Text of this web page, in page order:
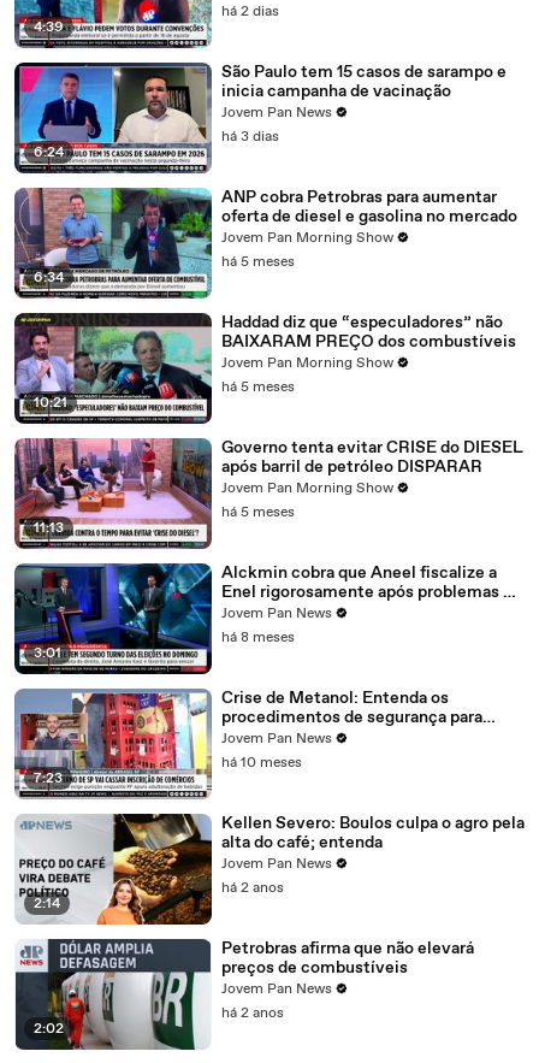
4:39
há 2 dias
6:24
São Paulo tem 15 casos de sarampo e
inicia campanha de vacinação
Jovem Pan News
há 3 dias
6:34
ANP cobra Petrobras para aumentar
oferta de diesel e gasolina no mercado
Jovem Pan Morning Show
há 5 meses
10:21
Haddad diz que “especuladores” não
BAIXARAM PREÇO dos combustíveis
Jovem Pan Morning Show
há 5 meses
11:13
Governo tenta evitar CRISE do DIESEL
após barril de petróleo DISPARAR
Jovem Pan Morning Show
há 5 meses
3:01
Alckmin cobra que Aneel fiscalize a
Enel rigorosamente após problemas no
fornecimento de energia em SP
Jovem Pan News
há 8 meses
7:23
Crise de Metanol: Entenda os
procedimentos de segurança para
bares
Jovem Pan News
há 10 meses
2:14
Kellen Severo: Boulos culpa o agro pela
alta do café; entenda
Jovem Pan News
há 2 anos
2:02
Petrobras afirma que não elevará
preços de combustíveis
Jovem Pan News
há 2 anos